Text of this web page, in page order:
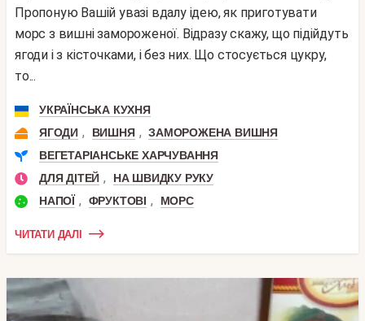
Пропоную Вашій увазі вдалу ідею, як приготувати
морс з вишні замороженої. Відразу скажу, що підійдуть
ягоди і з кісточками, і без них. Що стосується цукру,
то...
УКРАЇНСЬКА КУХНЯ
ЯГОДИ , ВИШНЯ , ЗАМОРОЖЕНА ВИШНЯ
ВЕГЕТАРІАНСЬКЕ ХАРЧУВАННЯ
ДЛЯ ДІТЕЙ ,
НА ШВИДКУ РУКУ
НАПОЇ , ФРУКТОВІ , МОРС
ЧИТАТИ ДАЛІ